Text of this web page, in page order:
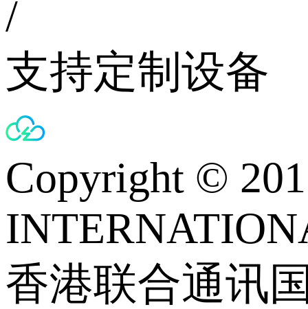
/
支持定制设备
Copyright ©
香港联合通讯